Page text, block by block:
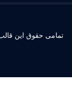
حقوق این قالب